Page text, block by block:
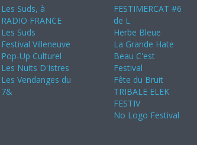
Les Suds, à
RADIO FRANCE
Les Suds
Festival Villeneuve
Pop-Up Culturel
Les Nuits D'Istres
Les Vendanges du
7&
FESTIMERCAT #6
de L
Herbe Bleue
La Grande Hate
Beau C'est
Festival
Fête du Bruit
TRIBALE ELEK
FESTIV
No Logo Festival